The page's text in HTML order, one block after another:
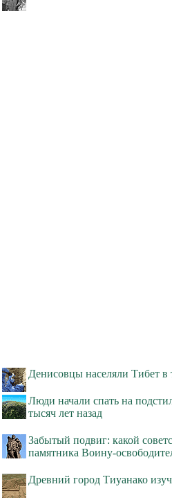
Денисовцы населяли Тибет в
Люди начали спать на
тысяч лет назад
Забытый подвиг: какой
памятника Воину-
Древний город Тиуанако